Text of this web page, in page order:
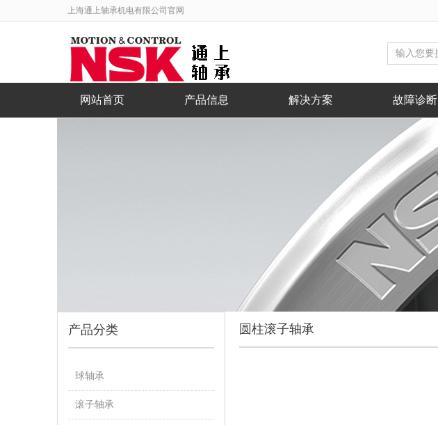
上海通上轴承机电有限公司官网
网站首页 产品信息 解决方案 故障诊断
产品分类
球轴承
滚子轴承
圆柱滚子轴承